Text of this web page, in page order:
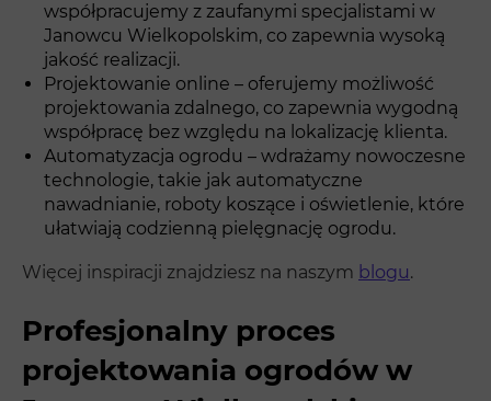
współpracujemy z zaufanymi specjalistami w
Janowcu Wielkopolskim, co zapewnia wysoką
jakość realizacji.
Projektowanie online – oferujemy możliwość
projektowania zdalnego, co zapewnia wygodną
współpracę bez względu na lokalizację klienta.
Automatyzacja ogrodu – wdrażamy nowoczesne
technologie, takie jak automatyczne
nawadnianie, roboty koszące i oświetlenie, które
ułatwiają codzienną pielęgnację ogrodu.
Więcej inspiracji znajdziesz na naszym blogu.
Profesjonalny proces
projektowania ogrodów w